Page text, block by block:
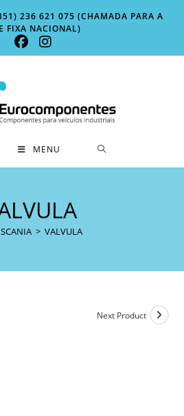
236 621 075 (CHAMADA PARA A
FIXA NACIONAL)
MENU
SCANIA > VALVULA
Next Product